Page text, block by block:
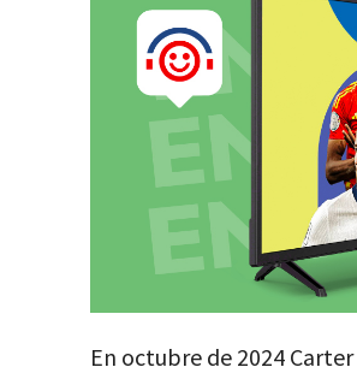
En octubre de 2024